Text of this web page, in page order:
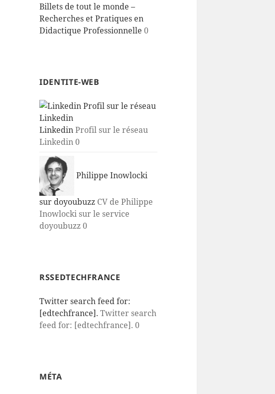
Billets de tout le monde –
Recherches et Pratiques en
Didactique Professionnelle 0
IDENTITE-WEB
LinkedinProfil sur le réseau
Linkedin 0
Philippe Inowlocki
sur doyoubuzz CV de Philippe
Inowlocki sur le service
doyoubuzz 0
RSSEDTECHFRANCE
Twitter search feed for:
[edtechfrance]. Twitter search
feed for: [edtechfrance]. 0
MÉTA